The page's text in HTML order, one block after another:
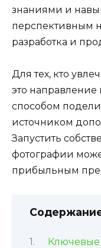
знаниями и
перспективным
разработка и
Для тех, кто
это направление
способом
источником
Запустить
фотографии
прибыльным
Ключевые